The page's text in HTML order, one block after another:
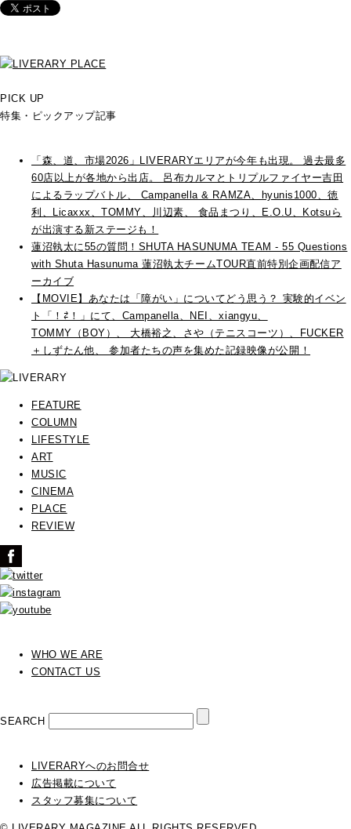
PICK UP
特集・ピックアップ記事
「森、道、市場2026」LIVERARYエリアが今年も出現。 過去最多
60店以上が各地から出店。 呂布カルマとトリプルファイヤー吉田
によるラップバトル、 Campanella & RAMZA、hyunis1000、徳
利、Licaxxx、TOMMY、川辺素、 食品まつり、E.O.U、Kotsuら
が出演する新ステージも！
蓮沼執太に55の質問！SHUTA HASUNUMA TEAM - 55 Questions
with Shuta Hasunuma 蓮沼執太チームTOUR直前特別企画配信ア
ーカイブ
【MOVIE】あなたは「障がい」についてどう思う？ 実験的イベン
ト「！⇄！」にて、Campanella、NEI、xiangyu、
TOMMY（BOY）、 大橋裕之、さや（テニスコーツ）、FUCKER
＋しずたん他、 参加者たちの声を集めた記録映像が公開！
FEATURE
COLUMN
LIFESTYLE
ART
MUSIC
CINEMA
PLACE
REVIEW
WHO WE ARE
CONTACT US
SEARCH
LIVERARYへのお問合せ
広告掲載について
スタッフ募集について